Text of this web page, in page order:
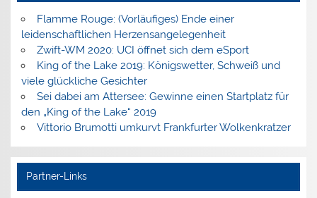
Flamme Rouge: (Vorläufiges) Ende einer
leidenschaftlichen Herzensangelegenheit
Zwift-WM 2020: UCI öffnet sich dem eSport
King of the Lake 2019: Königswetter, Schweiß und
viele glückliche Gesichter
Sei dabei am Attersee: Gewinne einen Startplatz für
den „King of the Lake“ 2019
Vittorio Brumotti umkurvt Frankfurter Wolkenkratzer
Partner-Links